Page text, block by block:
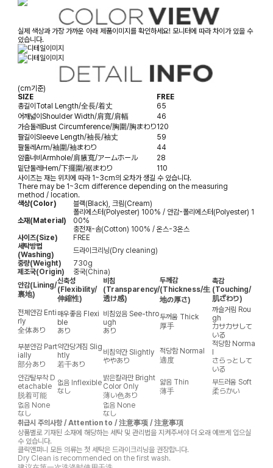
실제 색상과 가장 가까운 아래 제품이미지를 확인하세요! 모니터에 따라 차이가 있을 수
있습니다.
(cm기준)
SIZE
FREE
총길이Total Length/全長/着丈
65
어깨넓이Shoulder Width/肩寬/肩幅
46
가슴둘레Bust Circumference/胸圍/胸まわり120
팔길이Sleeve Length/袖長/袖丈
59
팔둘레Arm/袖圍/袖まわり
44
암홀너비Armhole/肩腋寬/アームホール
28
밑단둘레Hem/下擺圍/裾まわり
110
사이즈는 재는 위치에 따라 1~3cm의 오차가 생길 수 있습니다.
There may be 1~3cm difference depending on the measuring
method / location.
색상(Color)
블랙(Black), 크림(Cream)
소재(Material)
폴리에스터(Polyester) 100% / 안감-폴리에스터(Polyester) 1
00%
충전재-솜(Cotton) 100% / 온스-3온스
사이즈(Size)
FREE
세탁방법
(Washing)
드라이크리닝(Dry cleaning)
중량(Weight)
730g
제조국(Origin)
중국(China)
안감(Lining/
裏地)
신축성
(Flexibility/
伸縮性)
비침
(Transparency/
透け感)
두께감
(Thickness/生
地の厚さ)
촉감
(Touching/
肌ざわり)
전체안감 Enti
rly
全体あり
매우좋음 Flexi
ble
あり
비침있음 See-thro
ugh
あり
두꺼움 Thick
厚手
까슬거림 Rou
gh
カサカサして
いる
부분안감 Part
ially
部分あり
약간당겨짐 Slig
htly
若干あり
비침약간 Slightly
ややあり
적당함 Normal
適度
적당함 Norma
l
さらっとして
いる
안감탈부착 D
etachable
脱着可能
없음 Inflexible
なし
밝은칼라만 Bright
Color Only
薄い色あり
얇음 Thin
薄手
부드러움 Soft
柔らかい
없음 None
なし
없음 None
なし
취급시 주의사항 / Attention to / 注意事项 / 注意事項
상품별로 기재된 소재에 해당하는 세탁 및 관리법을 지켜주셔야 더 오래 예쁘게 입으실
수 있습니다.
클릭앤퍼니 모든 의류는 첫 세탁은 드라이크리닝을 권장합니다.
Dry Clean is recommended on the first wash.